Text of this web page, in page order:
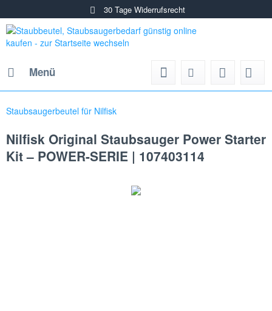
30 Tage Widerrufsrecht
Menü
Staubsaugerbeutel für Nilfisk
Nilfisk Original Staubsauger Power Starter
Kit – POWER-SERIE | 107403114